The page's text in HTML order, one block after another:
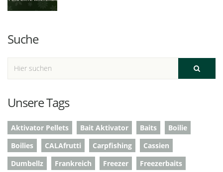
Suche
Unsere Tags
Aktivator Pellets Bait Aktivator Baits
Boilie
Boilies
CALAfrutti Carpfishing
Cassien
Dumbellz
Frankreich Freezer
Freezerbaits